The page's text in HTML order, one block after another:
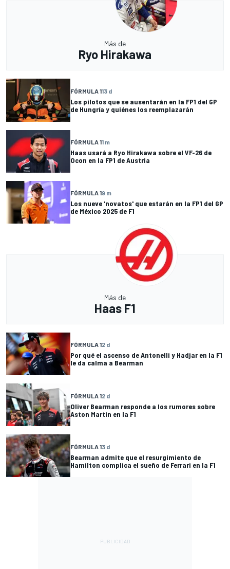
Más de
Ryo Hirakawa
FÓRMULA 113 d
Los pilotos que se ausentarán en la FP1 del GP
de Hungría y quiénes los reemplazarán
FÓRMULA 11 m
Haas usará a Ryo Hirakawa sobre el VF-26 de
Ocon en la FP1 de Austria
FÓRMULA 19 m
Los nueve 'novatos' que estarán en la FP1 del GP
de México 2025 de F1
Más de
Haas F1
FÓRMULA 12 d
Por qué el ascenso de Antonelli y Hadjar en la F1
le da calma a Bearman
FÓRMULA 12 d
Oliver Bearman responde a los rumores sobre
Aston Martin en la F1
FÓRMULA 13 d
Bearman admite que el resurgimiento de
Hamilton complica el sueño de Ferrari en la F1